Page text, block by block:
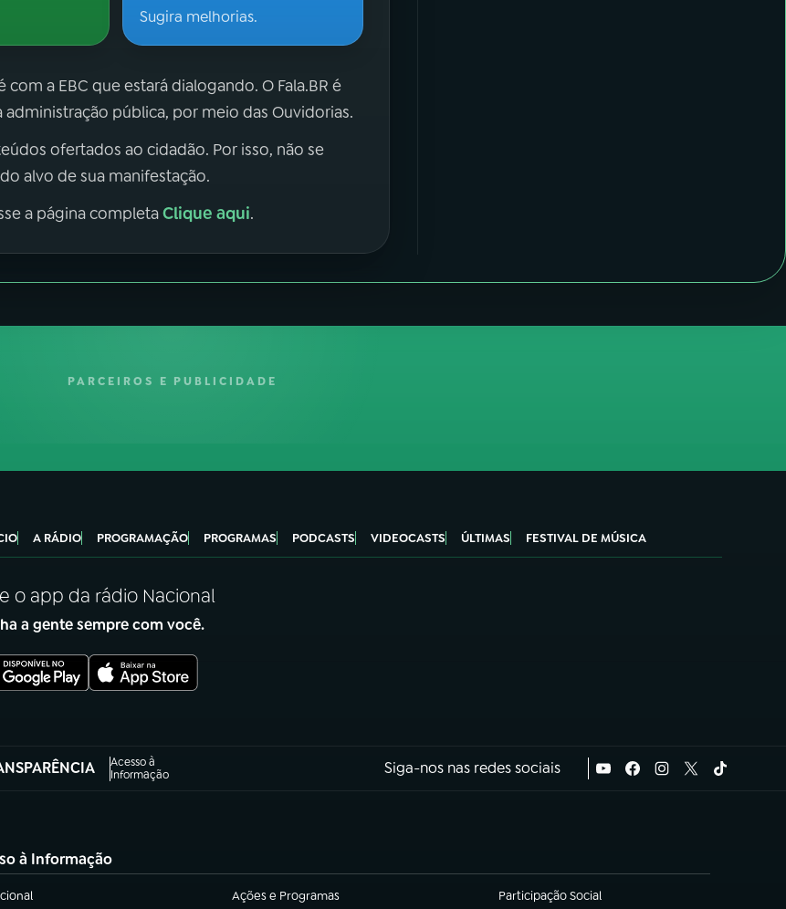
Sugira melhorias.
a EBC que estará dialogando. O Fala.BR é
pública, por meio das Ouvidorias.
ofertados ao cidadão. Por isso, não se
alvo de sua manifestação.
a página completaClique aqui.
PARCEIROS E PUBLICIDADE
A RÁDIO PROGRAMAÇÃO PROGRAMAS PODCASTS VIDEOCASTS ÚLTIMAS FESTIVAL DE MÚSICA
o app da rádio Nacional
a gente sempre com você.
Acesso à
Informação
nova aba) Siga-nos nas redes sociais
à Informação
nova aba) Ações e Programas
(abre em nova aba) Participação Social
(abre em nova aba)